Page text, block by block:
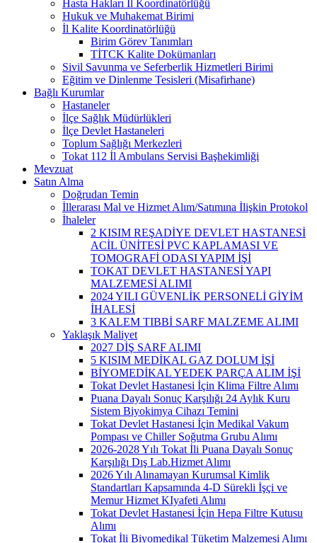
Hasta Hakları İl Koordinatörlüğü
Hukuk ve Muhakemat Birimi
İl Kalite Koordinatörlüğü
Birim Görev Tanımları
TİTCK Kalite Dokümanları
Sivil Savunma ve Seferberlik Hizmetleri Birimi
Eğitim ve Dinlenme Tesisleri (Misafirhane)
Bağlı Kurumlar
Hastaneler
İlçe Sağlık Müdürlükleri
İlçe Devlet Hastaneleri
Toplum Sağlığı Merkezleri
Tokat 112 İl Ambulans Servisi Başhekimliği
Mevzuat
Satın Alma
Doğrudan Temin
İllerarası Mal ve Hizmet Alım/Satımına İlişkin Protokol
İhaleler
2 KISIM REŞADİYE DEVLET HASTANESİ
ACİL ÜNİTESİ PVC KAPLAMASI VE
TOMOGRAFİ ODASI YAPIM İŞİ
TOKAT DEVLET HASTANESİ YAPI
MALZEMESİ ALIMI
2024 YILI GÜVENLİK PERSONELİ GİYİM
İHALESİ
3 KALEM TIBBİ SARF MALZEME ALIMI
Yaklaşık Maliyet
2027 DİŞ SARF ALIMI
5 KISIM MEDİKAL GAZ DOLUM İŞİ
BİYOMEDİKAL YEDEK PARÇA ALIM İŞİ
Tokat Devlet Hastanesi İçin Klima Filtre Alımı
Puana Dayalı Sonuç Karşılığı 24 Aylık Kuru
Sistem Biyokimya Cihazı Temini
Tokat Devlet Hastanesi İçin Medikal Vakum
Pompası ve Chiller Soğutma Grubu Alımı
2026-2028 Yılı Tokat İli Puana Dayalı Sonuç
Karşılığı Dış Lab.Hizmet Alımı
2026 Yılı Alınamayan Kurumsal Kimlik
Standartları Kapsamında 4-D Sürekli İşçi ve
Memur Hizmet KIyafeti Alımı
Tokat Devlet Hastanesi İçin Hepa Filtre Kutusu
Alımı
Tokat İli Biyomedikal Tüketim Malzemesi Alımı